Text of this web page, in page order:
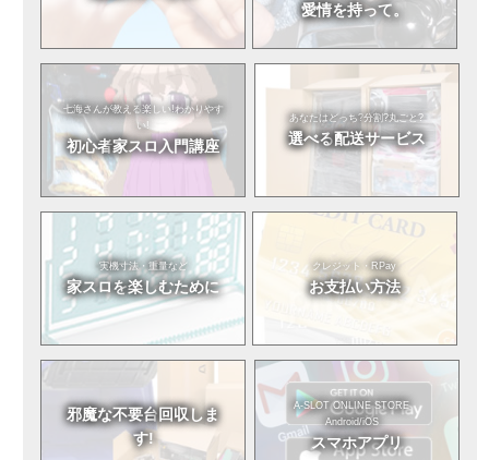
愛情を持って。
七海さんが教える楽しい!わかりやす
い!
初心者家スロ入門講座
あなたはどっち?分割?丸ごと?
選べる配送サービス
実機寸法・重量など
家スロを楽しむために
クレジット・RPay
お支払い方法
邪魔な不要台回収しま
す!
A-SLOT ONLINE STORE
Android/iOS
スマホアプリ